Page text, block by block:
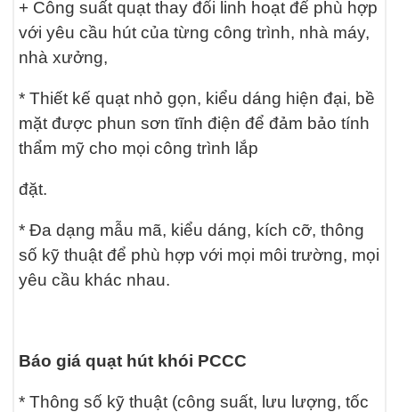
+ Công suất quạt thay đổi linh hoạt để phù hợp
với yêu cầu hút của từng công trình, nhà máy,
nhà xưởng,
* Thiết kế quạt nhỏ gọn, kiểu dáng hiện đại, bề
mặt được phun sơn tĩnh điện để đảm bảo tính
thẩm mỹ cho mọi công trình lắp
đặt.
* Đa dạng mẫu mã, kiểu dáng, kích cỡ, thông
số kỹ thuật để phù hợp với mọi môi trường, mọi
yêu cầu khác nhau.
Báo giá quạt hút khói PCCC
* Thông số kỹ thuật (công suất, lưu lượng, tốc